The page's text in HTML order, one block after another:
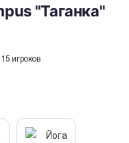
"Таганка"
игроков
Йога